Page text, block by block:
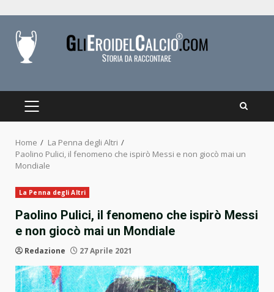
content
PRIMARY
Home
La Penna degli Altri
Paolino Pulici, il fenomeno che ispirò Messi e non giocò mai un
Mondiale
La Penna degli Altri
Paolino Pulici, il fenomeno che ispirò Messi
e non giocò mai un Mondiale
Redazione 27 Aprile 2021